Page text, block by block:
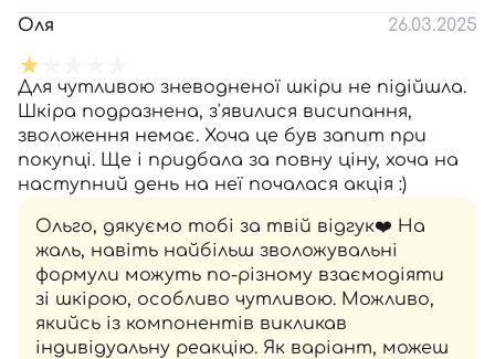
Оля 26.03.2025
Для чутливою зневодненої шкіри не підійшла.
Шкіра подразнена, з'явилися висипання,
зволоження немає. Хоча це був запит при
покупці. Ще і придбала за повну ціну, хоча на
наступний день на неї почалася акція :)
Ольго, дякуємо тобі за твій відгук❤️ На
жаль, навіть найбільш зволожувальні
формули можуть по-різному взаємодіяти
зі шкірою, особливо чутливою. Можливо,
якийсь із компонентів викликав
індивідуальну реакцію. Як варіант, можеш